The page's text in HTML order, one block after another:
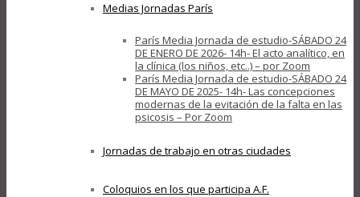
Medias Jornadas París
París Media Jornada de estudio-SÁBADO 24
DE ENERO DE 2026- 14h- El acto analítico, en
la clínica (los niños, etc..) – por Zoom
París Media Jornada de estudio-SÁBADO 24
DE MAYO DE 2025- 14h- Las concepciones
modernas de la evitación de la falta en las
psicosis – Por Zoom
Jornadas de trabajo en otras ciudades
Coloquios en los que participa A.F.